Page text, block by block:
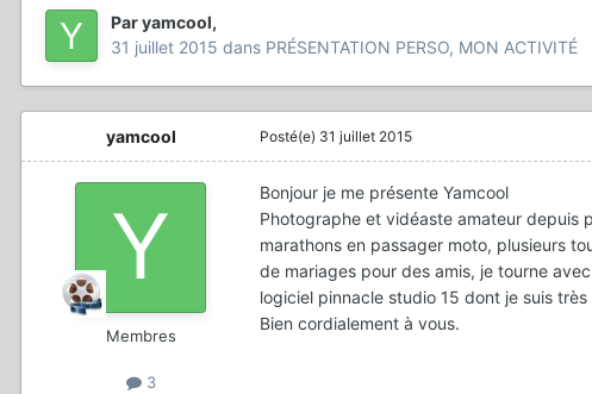
Paryamcool,
31 juillet 2015 dans PRÉSENTATION PERSO, MON ACTIVITÉ
yamcool
Membres
3
Posté(e) 31 juillet 2015
Bonjour je me présente Yamcool
Photographe et vidéaste amateur depuis
marathons en passager moto, plusieurs
de mariages pour des amis, je tourne
logiciel pinnacle studio 15 dont je suis très
Bien cordialement à vous.